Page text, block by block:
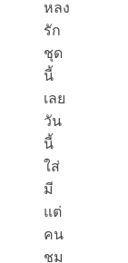
หลง
รัก
ชุด
นี้
เลย
วัน
นี้
ใส่
มี
แต่
คน
ชม